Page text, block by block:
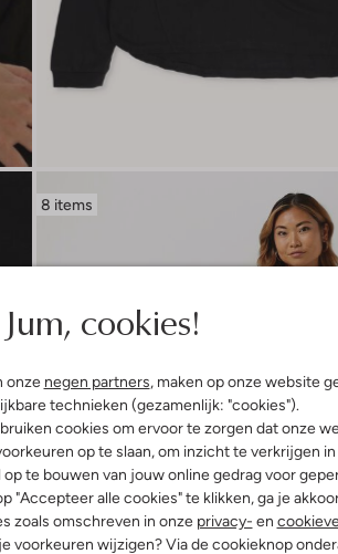
Jum, cookies!
onze negen partners, maken op onze website
technieken (gezamenlijk: "cookies").
cookies om ervoor te zorgen dat onze
op te slaan, om inzicht te verkrijgen
op te bouwen van jouw online gedrag voor
"Accepteer alle cookies" te klikken, ga je
zoals omschreven in onze privacy- en
voorkeuren wijzigen? Via de cookieknop
8 items